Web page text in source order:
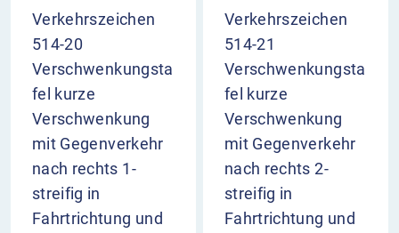
Verkehrszeichen
514-20
Verschwenkungsta
fel kurze
Verschwenkung
mit Gegenverkehr
nach rechts 1-
streifig in
Fahrtrichtung und
Verkehrszeichen
514-21
Verschwenkungsta
fel kurze
Verschwenkung
mit Gegenverkehr
nach rechts 2-
streifig in
Fahrtrichtung und